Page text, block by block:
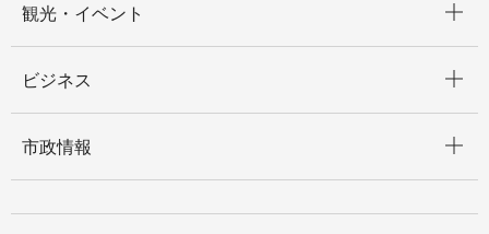
観光・イベント
ビジネス
市政情報